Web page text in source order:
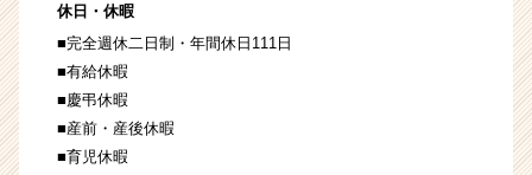
休日・休暇
■完全週休二日制・年間休日111日
■有給休暇
■慶弔休暇
■産前・産後休暇
■育児休暇